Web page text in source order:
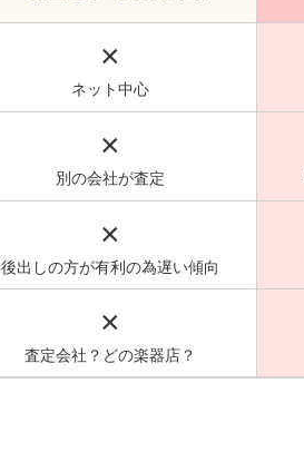
×
ネット中心
×
別の会社が査定
×
後出しの方が有利の為遅い傾向
×
査定会社？どの楽器店？